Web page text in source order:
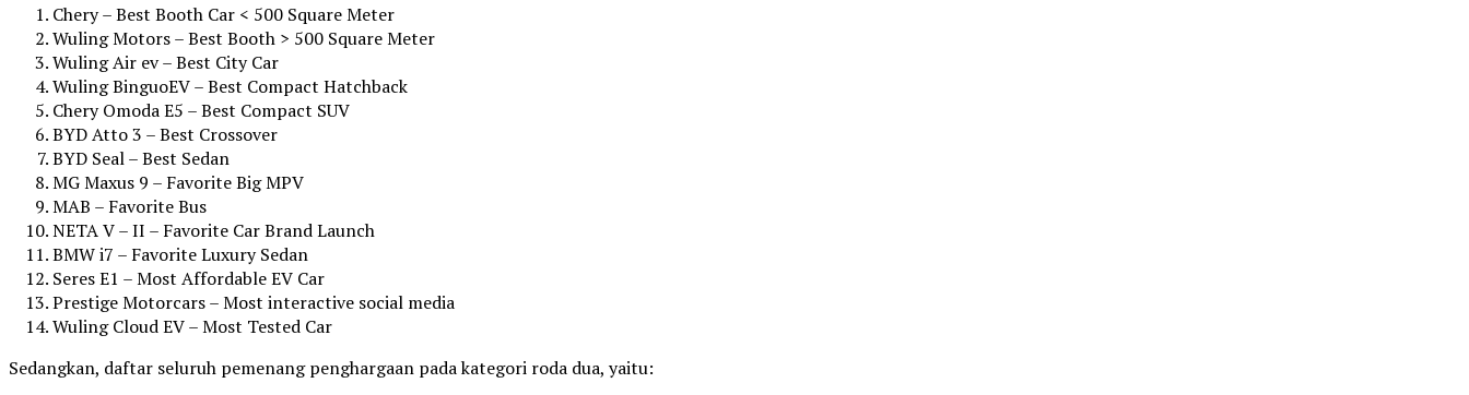
Chery – Best Booth Car < 500 Square Meter
Wuling Motors – Best Booth > 500 Square Meter
Wuling Air ev – Best City Car
Wuling BinguoEV – Best Compact Hatchback
Chery Omoda E5 – Best Compact SUV
BYD Atto 3 – Best Crossover
BYD Seal – Best Sedan
MG Maxus 9 – Favorite Big MPV
MAB – Favorite Bus
NETA V – II – Favorite Car Brand Launch
BMW i7 – Favorite Luxury Sedan
Seres E1 – Most Affordable EV Car
Prestige Motorcars – Most interactive social media
Wuling Cloud EV – Most Tested Car
Sedangkan, daftar seluruh pemenang penghargaan pada kategori roda dua, yaitu: